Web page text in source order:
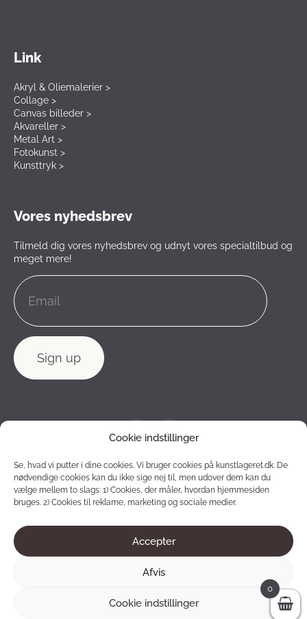
Cookie indstillinger
Se, hvad vi putter i dine cookies. Vi bruger cookies på kunstlageret.dk. De
nødvendige cookies kan du ikke sige nej til, men udover dem kan du
vælge mellem to slags: 1) Cookies, der måler, hvordan hjemmesiden
bruges. 2) Cookies til reklame, marketing og sociale medier.
Accepter
Afvis
Cookie indstillinger
Link
Akryl & Oliemalerier >
Collage >
Canvas billeder >
Akvareller >
Metal Art >
Fotokunst >
Kunsttryk >
Vores nyhedsbrev
Tilmeld dig vores nyhedsbrev og udnyt vores specialtilbud og
meget mere!
2012 - 2026 © Konstlagret. All rights reserved.
0